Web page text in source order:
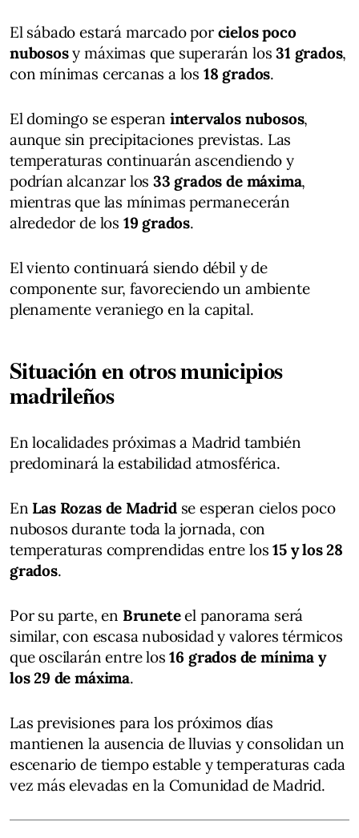
El sábado estará marcado por cielos poco
nubososy máximas que superarán los31 grados,
con mínimas cercanas a los 18 grados.
El domingo se esperan intervalos nubosos,
aunque sin precipitaciones previstas. Las
temperaturas continuarán ascendiendo y
podrían alcanzar los33 grados de máxima,
mientras que las mínimas permanecerán
alrededor de los 19 grados.
El viento continuará siendo débil y de
componente sur, favoreciendo un ambiente
plenamente veraniego en la capital.
Situación en otros municipios
madrileños
En localidades próximas a Madrid también
predominará la estabilidad atmosférica.
En Las Rozas de Madridse esperan cielos poco
nubosos durante toda la jornada, con
temperaturas comprendidas entre los15 y los 28
grados.
Por su parte, en Bruneteel panorama será
similar, con escasa nubosidad y valores térmicos
que oscilarán entre los16 grados de mínima y
los 29 de máxima.
Las previsiones para los próximos días
mantienen la ausencia de lluvias y consolidan un
escenario de tiempo estable y temperaturas cada
vez más elevadas en la Comunidad de Madrid.